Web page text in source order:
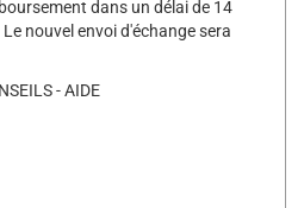
dans un délai de 14
nouvel envoi d'échange sera
- AIDE